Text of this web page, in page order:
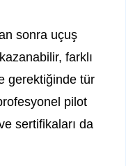
sonra uçuş
farklı
gerektiğinde tür
pilot
sertifikaları da